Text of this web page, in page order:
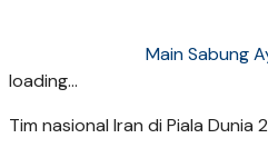
Main Sabung
loading...
Tim nasional Iran di Piala Dunia